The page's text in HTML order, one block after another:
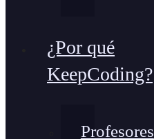
¿Por qué
KeepCoding?
Profesores